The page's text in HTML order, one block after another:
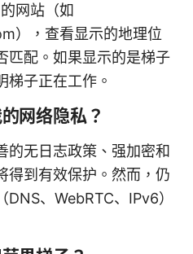
网站（如
），查看显示的地理位
匹配。如果显示的是梯子
梯子正在工作。
网络隐私？
的无日志政策、强加密和
得到有效保护。然而，仍
、WebRTC、IPv6）